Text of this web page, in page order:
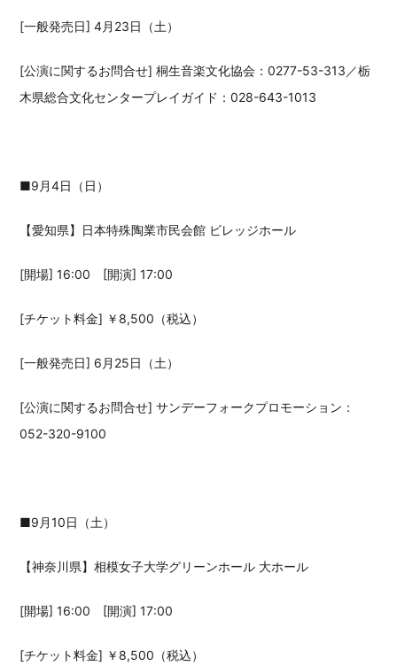
[一般発売日] 4月23日（土）
[公演に関するお問合せ] 桐生音楽文化協会：0277-53-313／栃
木県総合文化センタープレイガイド：028-643-1013
■9月4日（日）
【愛知県】日本特殊陶業市民会館 ビレッジホール
[開場] 16:00 [開演] 17:00
[チケット料金] ￥8,500（税込）
[一般発売日] 6月25日（土）
[公演に関するお問合せ] サンデーフォークプロモーション：
052-320-9100
■9月10日（土）
【神奈川県】相模女子大学グリーンホール 大ホール
[開場] 16:00 [開演] 17:00
[チケット料金] ￥8,500（税込）